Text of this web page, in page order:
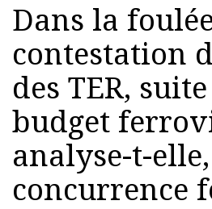
Dans la
contestation
des TER,
budget
analyse-t-
concurrence